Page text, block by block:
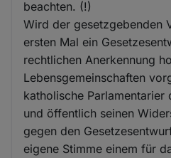
beachten. (!)
Wird der gesetzgebenden
ersten Mal ein
rechtlichen Anerkennung
Lebensgemeinschaften
katholische
und öffentlich seinen
gegen den
eigene Stimme einem für